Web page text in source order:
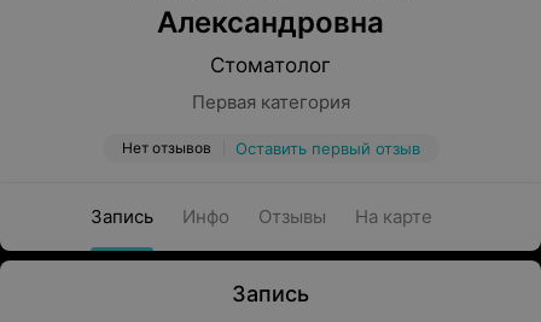
Александровна
Стоматолог
Первая категория
Нет отзывов Оставить первый отзыв
Запись Инфо Отзывы На карте
Запись